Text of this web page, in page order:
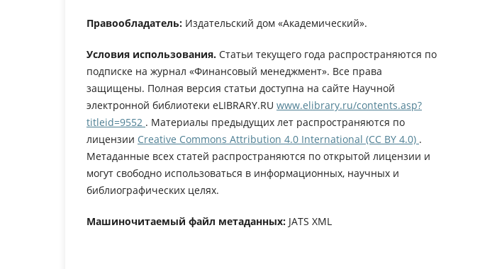
Правообладатель: Издательский дом «Академический».
Условия использования. Статьи текущего года распространяются по
подписке на журнал «Финансовый менеджмент». Все права
защищены. Полная версия статьи доступна на сайте Научной
электронной библиотеки eLIBRARY.RU www.elibrary.ru/contents.asp?
titleid=9552 . Материалы предыдущих лет распространяются по
лицензии Creative Commons Attribution 4.0 International (CC BY 4.0) .
Метаданные всех статей распространяются по открытой лицензии и
могут свободно использоваться в информационных, научных и
библиографических целях.
Машиночитаемый файл метаданных: JATS XML